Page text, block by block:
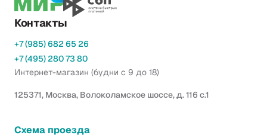
Контакты
+7 (985) 682 65 26
+7 (495) 280 73 80
Интернет-магазин (будни с 9 до 18)
125371, Москва, Волоколамское шоссе, д. 116 с.1
Схема проезда